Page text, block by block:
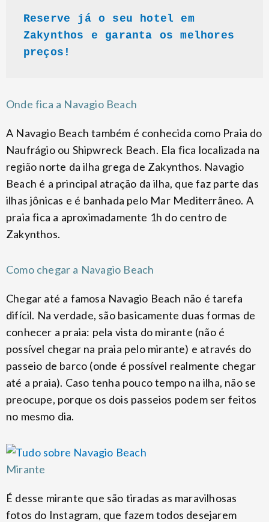
Reserve já o seu hotel em
Zakynthos e garanta os melhores
preços!
Onde fica a Navagio Beach
A Navagio Beach também é conhecida como Praia do
Naufrágio ou Shipwreck Beach. Ela fica localizada na
região norte da ilha grega de Zakynthos. Navagio
Beach é a principal atração da ilha, que faz parte das
ilhas jônicas e é banhada pelo Mar Mediterrâneo. A
praia fica a aproximadamente 1h do centro de
Zakynthos.
Como chegar a Navagio Beach
Chegar até a famosa Navagio Beach não é tarefa
difícil. Na verdade, são basicamente duas formas de
conhecer a praia: pela vista do mirante (não é
possível chegar na praia pelo mirante) e através do
passeio de barco (onde é possível realmente chegar
até a praia). Caso tenha pouco tempo na ilha, não se
preocupe, porque os dois passeios podem ser feitos
no mesmo dia.
Mirante
É desse mirante que são tiradas as maravilhosas
fotos do Instagram, que fazem todos desejarem